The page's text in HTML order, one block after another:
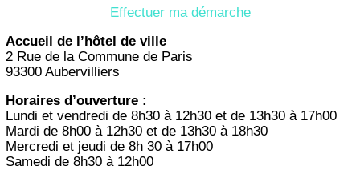
Effectuer ma démarche
Accueil de l’hôtel de ville
2 Rue de la Commune de Paris
93300 Aubervilliers
Horaires d’ouverture :
Lundi et vendredi de 8h30 à 12h30 et de 13h30 à 17h00
Mardi de 8h00 à 12h30 et de 13h30 à 18h30
Mercredi et jeudi de 8h 30 à 17h00
Samedi de 8h30 à 12h00